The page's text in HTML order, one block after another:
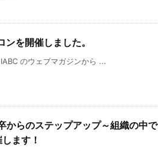
を開催しました。
のウェブマガジンから ...
からのステップアップ～組織の中で
ます！